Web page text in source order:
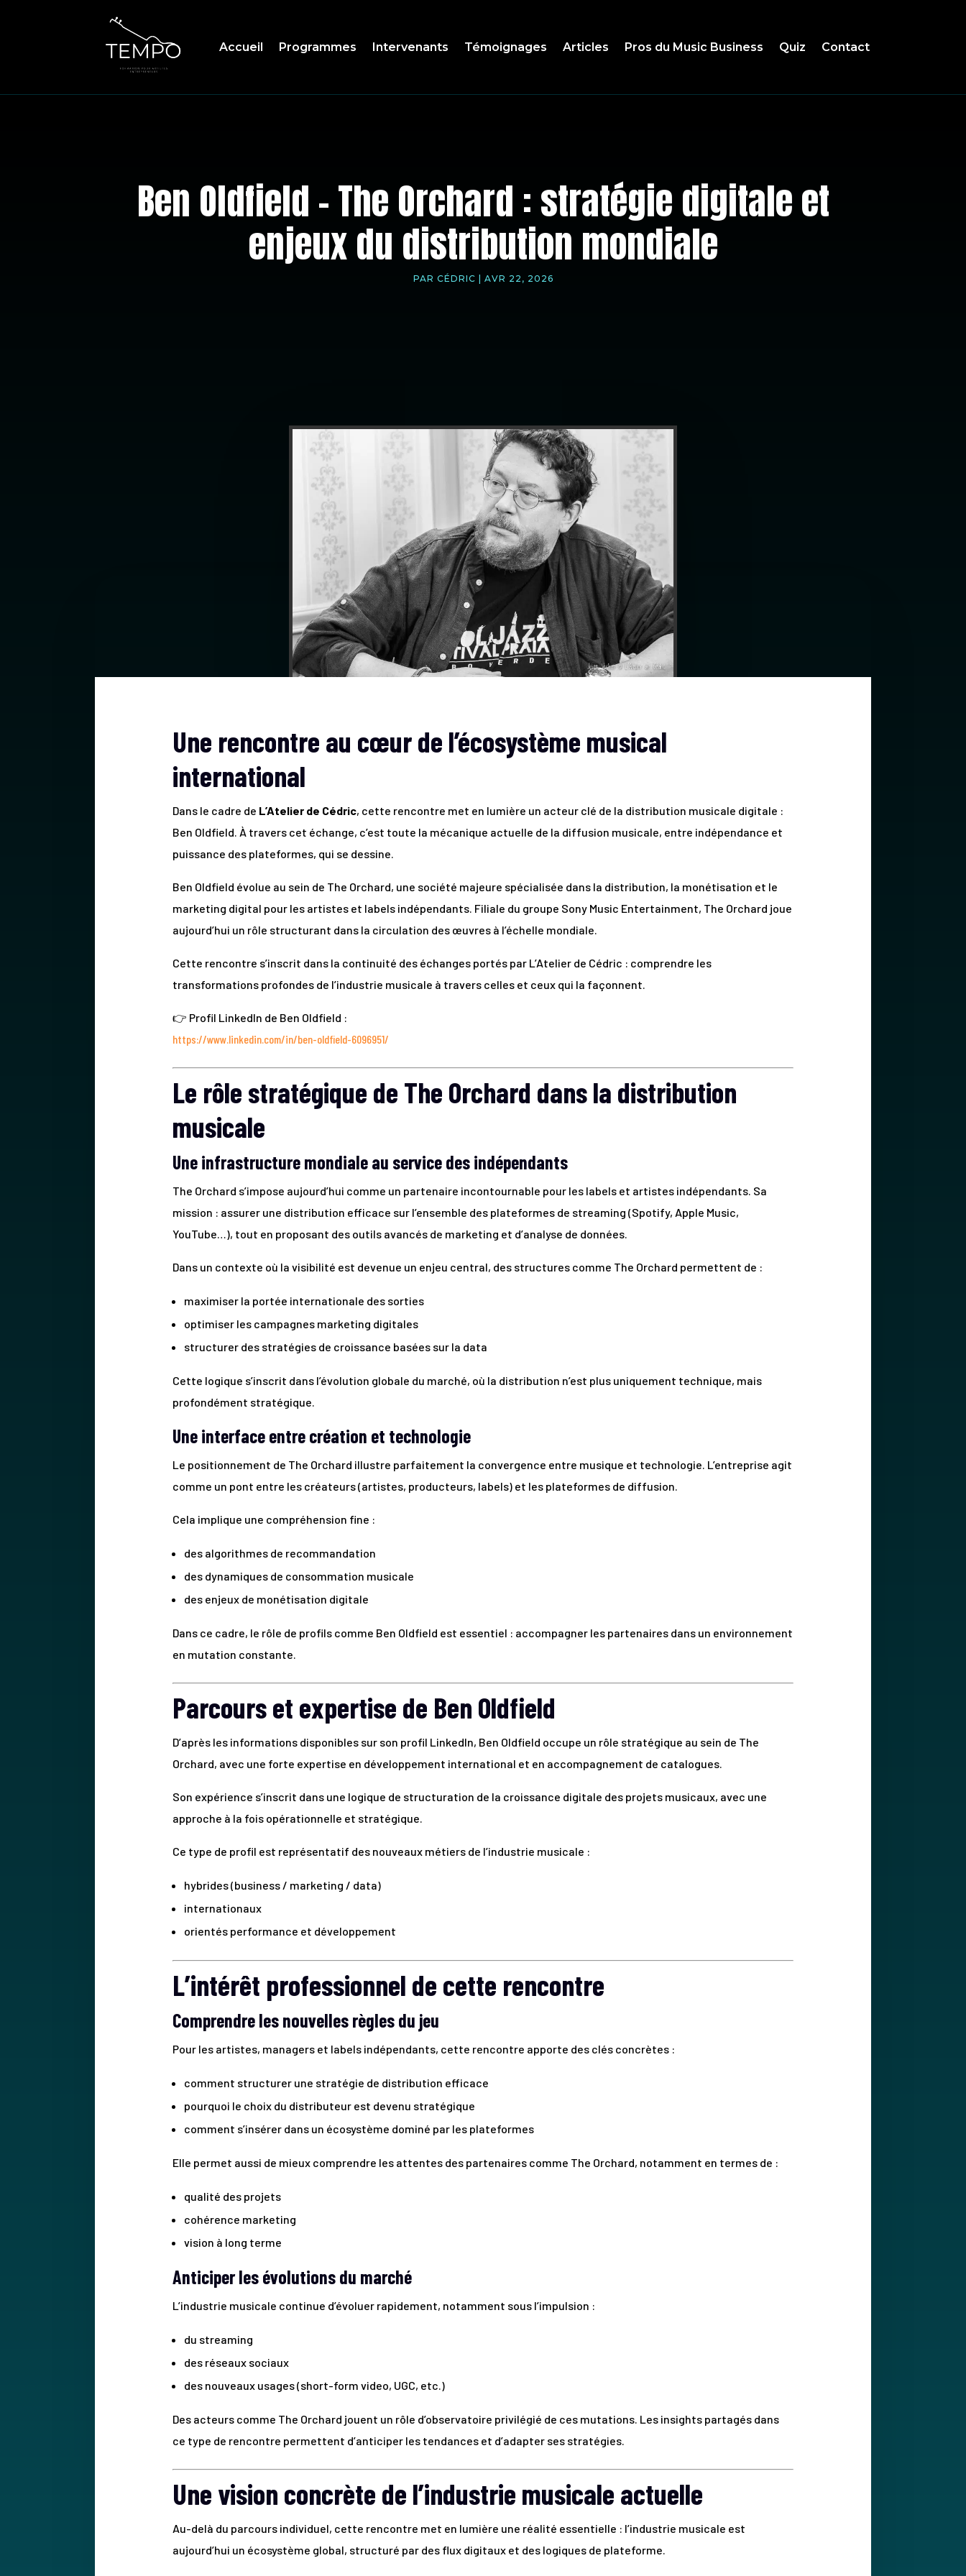
Accueil Programmes Intervenants Témoignages Articles Pros du Music Business Quiz Contact
Ben Oldfield – The Orchard : stratégie digitale et
enjeux du distribution mondiale
PAR CÉDRIC AVR 22, 2026
Une rencontre au cœur de l’écosystème musical
international
Dans le cadre de L’Atelier de Cédric, cette rencontre met en lumière un acteur clé de la distribution musicale digitale :
Ben Oldfield. À travers cet échange, c’est toute la mécanique actuelle de la diffusion musicale, entre indépendance et
puissance des plateformes, qui se dessine.
Ben Oldfield évolue au sein de The Orchard, une société majeure spécialisée dans la distribution, la monétisation et le
marketing digital pour les artistes et labels indépendants. Filiale du groupe Sony Music Entertainment, The Orchard joue
aujourd’hui un rôle structurant dans la circulation des œuvres à l’échelle mondiale.
Cette rencontre s’inscrit dans la continuité des échanges portés par L’Atelier de Cédric : comprendre les
transformations profondes de l’industrie musicale à travers celles et ceux qui la façonnent.
👉 Profil LinkedIn de Ben Oldfield :
https://www.linkedin.com/in/ben-oldfield-6096951/
Le rôle stratégique de The Orchard dans la distribution
musicale
Une infrastructure mondiale au service des indépendants
The Orchard s’impose aujourd’hui comme un partenaire incontournable pour les labels et artistes indépendants. Sa
mission : assurer une distribution efficace sur l’ensemble des plateformes de streaming (Spotify, Apple Music,
YouTube…), tout en proposant des outils avancés de marketing et d’analyse de données.
Dans un contexte où la visibilité est devenue un enjeu central, des structures comme The Orchard permettent de :
maximiser la portée internationale des sorties
optimiser les campagnes marketing digitales
structurer des stratégies de croissance basées sur la data
Cette logique s’inscrit dans l’évolution globale du marché, où la distribution n’est plus uniquement technique, mais
profondément stratégique.
Une interface entre création et technologie
Le positionnement de The Orchard illustre parfaitement la convergence entre musique et technologie. L’entreprise agit
comme un pont entre les créateurs (artistes, producteurs, labels) et les plateformes de diffusion.
Cela implique une compréhension fine :
des algorithmes de recommandation
des dynamiques de consommation musicale
des enjeux de monétisation digitale
Dans ce cadre, le rôle de profils comme Ben Oldfield est essentiel : accompagner les partenaires dans un environnement
en mutation constante.
Parcours et expertise de Ben Oldfield
D’après les informations disponibles sur son profil LinkedIn, Ben Oldfield occupe un rôle stratégique au sein de The
Orchard, avec une forte expertise en développement international et en accompagnement de catalogues.
Son expérience s’inscrit dans une logique de structuration de la croissance digitale des projets musicaux, avec une
approche à la fois opérationnelle et stratégique.
Ce type de profil est représentatif des nouveaux métiers de l’industrie musicale :
hybrides (business / marketing / data)
internationaux
orientés performance et développement
L’intérêt professionnel de cette rencontre
Comprendre les nouvelles règles du jeu
Pour les artistes, managers et labels indépendants, cette rencontre apporte des clés concrètes :
comment structurer une stratégie de distribution efficace
pourquoi le choix du distributeur est devenu stratégique
comment s’insérer dans un écosystème dominé par les plateformes
Elle permet aussi de mieux comprendre les attentes des partenaires comme The Orchard, notamment en termes de :
qualité des projets
cohérence marketing
vision à long terme
Anticiper les évolutions du marché
L’industrie musicale continue d’évoluer rapidement, notamment sous l’impulsion :
du streaming
des réseaux sociaux
des nouveaux usages (short-form video, UGC, etc.)
Des acteurs comme The Orchard jouent un rôle d’observatoire privilégié de ces mutations. Les insights partagés dans
ce type de rencontre permettent d’anticiper les tendances et d’adapter ses stratégies.
Une vision concrète de l’industrie musicale actuelle
Au-delà du parcours individuel, cette rencontre met en lumière une réalité essentielle : l’industrie musicale est
aujourd’hui un écosystème global, structuré par des flux digitaux et des logiques de plateforme.